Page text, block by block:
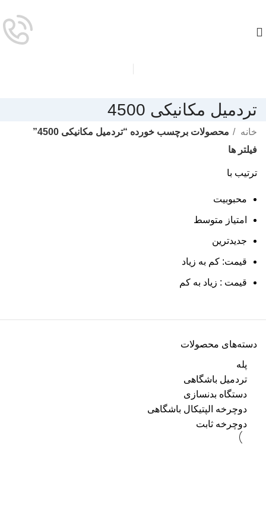
تردمیل مکانیکی 4500
خانه
محصولات برچسب خورده “تردمیل مکانیکی 4500”
فیلتر ها
ترتیب با
محبوبیت
امتیاز متوسط
جدیدترین
قیمت: کم به زیاد
قیمت : زیاد به کم
دسته‌های محصولات
پله
تردمیل باشگاهی
دستگاه بدنسازی
دوچرخه الپتیکال باشگاهی
دوچرخه ثابت